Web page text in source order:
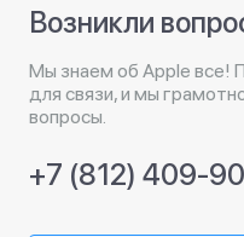
Возникли
Мы знаем об Apple все!
для связи, и мы
вопросы.
+7 (812) 409-